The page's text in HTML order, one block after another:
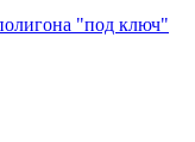
"под ключ"